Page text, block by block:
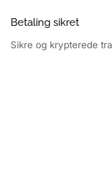
Betaling sikret
Sikre og krypterede